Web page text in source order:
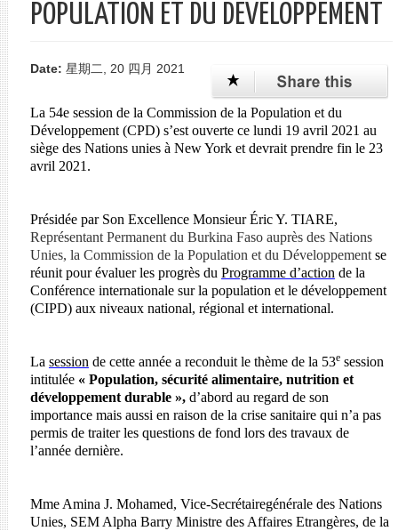
POPULATION ET DU DEVELOPPEMENT
Date: 星期二, 20 四月 2021
La 54e session de la Commission de la Population et du
Développement(CPD) s’est ouverte ce lundi 19 avril 2021 au
siège des Nations unies à New York et devrait prendre fin le 23
avril 2021.
Présidée par Son Excellence Monsieur Éric Y. TIARE,
Représentant Permanent du Burkina Faso auprès des Nations
Unies, la Commission de la Population et du Développement se
réunit pour évaluer les progrès du Programme d’action de la
Conférence internationale sur la population et le développement
(CIPD) aux niveaux national, régional et international.
La session de cette année a reconduit le thème de la 53esession
intitulée « Population, sécurité alimentaire, nutrition et
développement durable », d’abord au regard de son
importance mais aussi en raison de la crise sanitaire qui n’a pas
permis de traiter les questions de fond lors des travaux de
l’année dernière.
Mme Amina J. Mohamed, Vice-Secrétairegénérale des Nations
Unies, SEM Alpha Barry Ministre des Affaires Etrangères, de la